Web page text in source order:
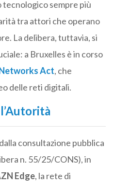
tecnologico sempre più
tra attori che operano
La delibera, tuttavia, si
a Bruxelles è in corso
Act, che
delle reti digitali.
consultazione pubblica
n. 55/25/CONS), in
Edge, la rete di